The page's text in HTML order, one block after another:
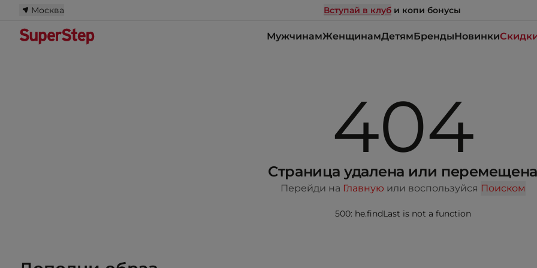
Москва Вступай в клуб и копи бонусы
МужчинамЖенщинамДетямБрендыНовинки
404
Страница удалена или перемещена
Перейди на Главную или воспользуйся Поиском
500: he.findLast is not a function